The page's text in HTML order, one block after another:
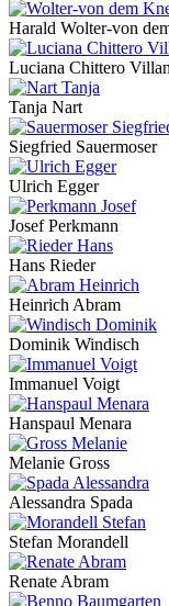
Harald Wolter-von
Luciana Chittero
Tanja Nart
Siegfried Sauermoser
Ulrich Egger
Josef Perkmann
Hans Rieder
Heinrich Abram
Dominik Windisch
Immanuel Voigt
Hanspaul Menara
Melanie Gross
Alessandra Spada
Stefan Morandell
Renate Abram